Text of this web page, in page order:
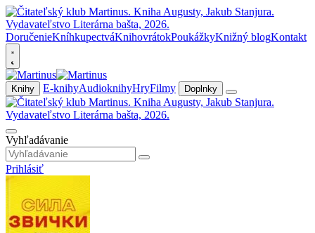
DoručenieKníhkupectváKnihovrátokPoukážkyKnižný blogKontakt
Knihy E-knihyAudioknihyHryFilmy Doplnky
Vyhľadávanie
Prihlásiť